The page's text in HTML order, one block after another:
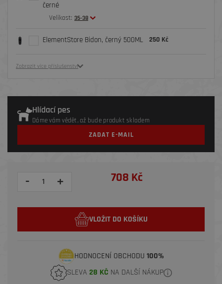
černé
Velikost: 35-38
ElementStore Bidon, černý 500ML 250 Kč
Zobrazit více příslušenství
Hlídací pes
Dáme vám vědět, až bude produkt skladem
ZADAT E-MAIL
- + 708 Kč
VLOŽIT DO KOŠÍKU
HODNOCENÍ OBCHODU 100%
SLEVA 28 KČ NA DALŠÍ NÁKUP